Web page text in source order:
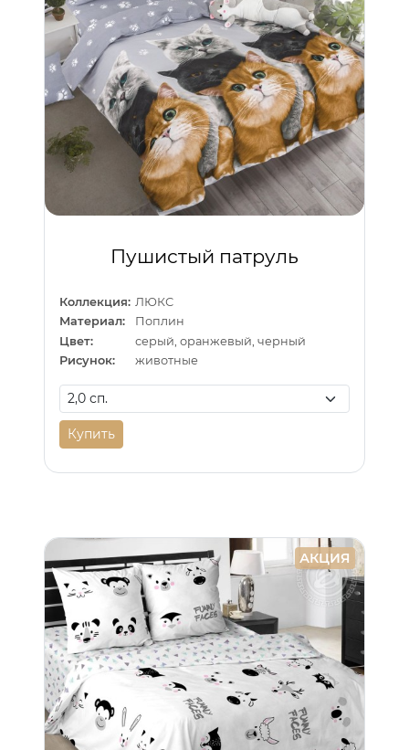
Пушистый патруль
Коллекция: ЛЮКС
Материал:
Поплин
Цвет:
серый, оранжевый, черный
Рисунок:
животные
Купить
АКЦИЯ